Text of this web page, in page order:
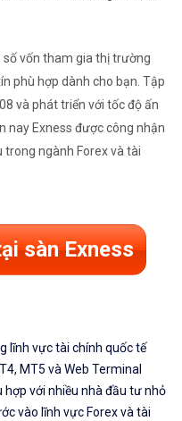
vốn tham gia thị trường
phù hợp dành cho bạn. Tập
và phát triển với tốc độ ấn
nay Exness được công nhận
ngành Forex và tài
sàn Exness
lĩnh vực tài chính quốc tế
MT5 và Web Terminal
hợp với nhiều nhà đầu tư nhỏ
vào lĩnh vực Forex và tài